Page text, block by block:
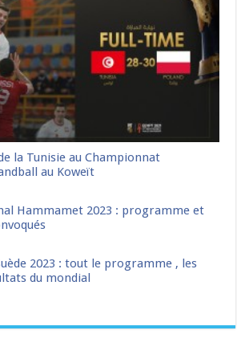
la Tunisie au Championnat
au Koweït
Hammamet 2023 : programme et
2023 : tout le programme , les
du mondial